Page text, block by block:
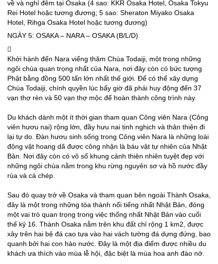
về và nghỉ đêm tại Osaka (4 sao: KKR Osaka Hotel, Osaka Tokyu
Rei Hotel hoặc tương đương; 5 sao: Sheraton Miyako Osaka
Hotel, Rihga Osaka Hotel hoặc tương đương)
NGÀY 5: OSAKA – NARA – OSAKA (B/L/D)
Khởi hành đến Nara viếng thăm Chùa Todaiji, một trong những
ngôi chùa quan trọng nhất của Nara, nơi đây còn có bức tượng
Phật bằng đồng 500 tấn lớn nhất thế giới. Để có thể xây dựng
Chùa Todaiji, chính quyền lúc bấy giờ đã phải huy động đến 37
vạn thợ rèn và 50 vạn thợ mộc để hoàn thành công trình này.
Du khách dành một ít thời gian tham quan Công viên Nara (Công
viên hươu nai) rộng lớn, đầy hưu nai tinh nghịch và thân thiện đi
lại tự do. Đàn hươu sinh sống trong Công viên Nara là những loài
động vật hoang dã được công nhận là báu vật tự nhiên của Nhật
Bản. Nơi đây còn có vô số khung cảnh thiên nhiên tuyệt đẹp với
những ngôi chùa nằm trong khu rừng nguyên sơ và hồ nước đầy
rùa và cá chép.
Sau đó quay trở về Osaka và tham quan bên ngoài Thành Osaka,
đây là một trong những tòa thành nổi tiếng nhất Nhật Bản, đóng
một vai trò quan trọng trong việc thống nhất Nhật Bản vào cuối
thế kỷ 16. Thành Osaka nằm trên khu đất chỉ rộng 1 km2, được
xây trên hai bệ đá cao tựa vào hai vách tường đá dựng đứng, bao
quanh bởi hai con hào nước. Đây là một địa điểm được nhiều du
khách ưa thích vào mùa lễ hội, đặc biệt là mùa hoa anh đào nở.